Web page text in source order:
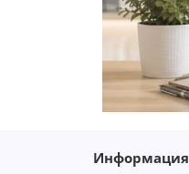
Информация